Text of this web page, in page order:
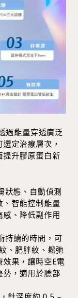
過能量穿透廣泛
定治療層次，
提升膠原蛋白新
狀態、自動偵測
、智能控制能量
、降低副作用
持續的時間，可
、肥胖紋、鬆弛
果，讓時空E電
，適用於臉部